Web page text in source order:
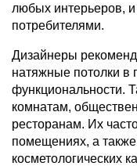
любых интерьеров,
потребителями.
Дизайнеры
натяжные потолки в
функциональности.
комнатам,
ресторанам. Их
помещениях, а
косметологических